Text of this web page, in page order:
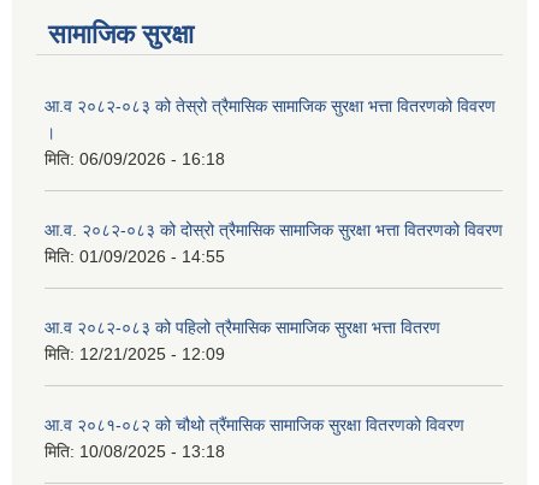
सामाजिक सुरक्षा
आ.व २०८२-०८३ को तेस्रो त्रैमासिक सामाजिक सुरक्षा भत्ता वितरणको विवरण
।
मिति: 06/09/2026 - 16:18
आ.व. २०८२-०८३ को दोस्रो त्रैमासिक सामाजिक सुरक्षा भत्ता वितरणको विवरण
मिति: 01/09/2026 - 14:55
आ.व २०८२-०८३ को पहिलो त्रैमासिक सामाजिक सुरक्षा भत्ता वितरण
मिति: 12/21/2025 - 12:09
आ.व २०८१-०८२ को चौथो त्रैंमासिक सामाजिक सुरक्षा वितरणको विवरण
मिति: 10/08/2025 - 13:18